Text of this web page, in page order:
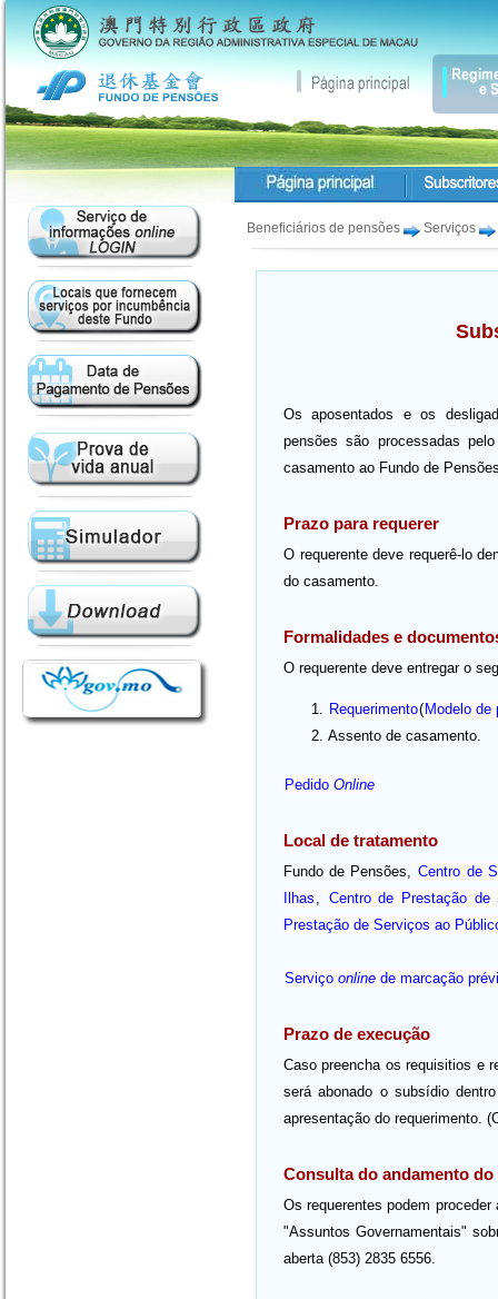
Beneficiários de pensões Serviços
Os aposentados e os
pensões são processadas
casamento ao Fundo de
Prazo para requerer
O requerente deve requerê-lo
do casamento.
Formalidades e
O requerente deve entregar o
Requerimento( Modelo de
Assento de casamento.
Pedido Online
Local de tratamento
Fundo de Pensões, Centro de
Ilhas , Centro de Prestação
Prestação de Serviços ao
Serviço online de marcação
Prazo de execução
Caso preencha os requisitios e
será abonado o subsídio
apresentação do requerimento.
Consulta do andamento do
Os requerentes podem
"Assuntos Governamentais"
aberta (853) 2835 6556.